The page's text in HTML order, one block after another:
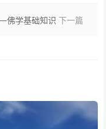
佛学基础知识 下一篇